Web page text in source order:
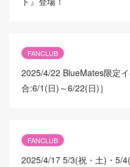
FANCLUB
2025/4/22 BlueMates限定
合:6/1(日)～6/22(日)］
FANCLUB
2025/4/17 5/3(祝・土)・5/